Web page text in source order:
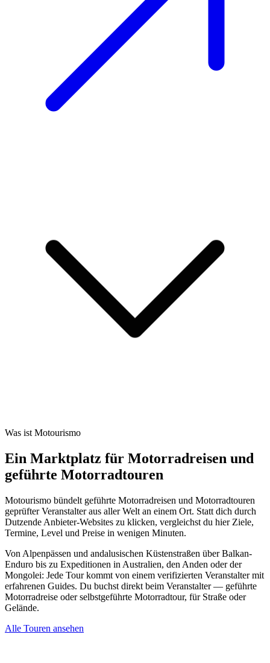
Was ist Motourismo
Ein Marktplatz für Motorradreisen und
geführte Motorradtouren
Motourismo bündelt geführte Motorradreisen und Motorradtouren
geprüfter Veranstalter aus aller Welt an einem Ort. Statt dich durch
Dutzende Anbieter-Websites zu klicken, vergleichst du hier Ziele,
Termine, Level und Preise in wenigen Minuten.
Von Alpenpässen und andalusischen Küstenstraßen über Balkan-
Enduro bis zu Expeditionen in Australien, den Anden oder der
Mongolei: Jede Tour kommt von einem verifizierten Veranstalter mit
erfahrenen Guides. Du buchst direkt beim Veranstalter — geführte
Motorradreise oder selbstgeführte Motorradtour, für Straße oder
Gelände.
Alle Touren ansehen